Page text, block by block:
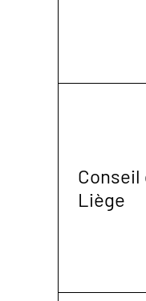
Conseil
Liège